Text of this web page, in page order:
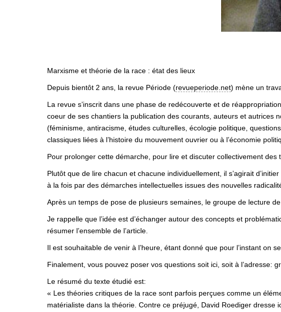
Marxisme et théorie de la race : état des lieux
Depuis bientôt 2 ans, la revue Période (revueperiode.net) mène un
La revue s’inscrit dans une phase de redécouverte et de
coeur de ses chantiers la publication des courants, auteurs et autrices
(féminisme, antiracisme, études culturelles, écologie politique,
classiques liées à l’histoire du mouvement ouvrier ou à l’économie
Pour prolonger cette démarche, pour lire et discuter collectivement
Plutôt que de lire chacun et chacune individuellement, il s’agirait
à la fois par des démarches intellectuelles issues des nouvelles
Après un temps de pose de plusieurs semaines, le groupe de lecture
Je rappelle que l’idée est d’échanger autour des concepts et
résumer l’ensemble de l’article.
Il est souhaitable de venir à l’heure, étant donné que pour l’instant on
Finalement, vous pouvez poser vos questions soit ici, soit à l’adresse:
Le résumé du texte étudié est:
« Les théories critiques de la race sont parfois perçues comme un
matérialiste dans la théorie. Contre ce préjugé, David Roediger